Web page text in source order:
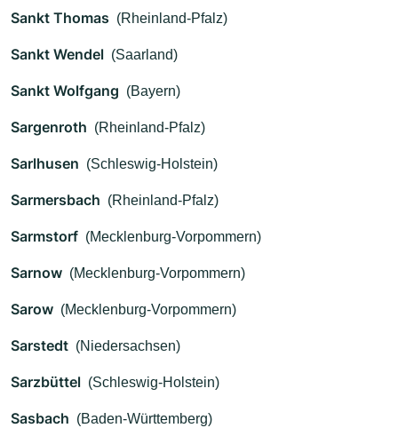
Sankt Thomas (Rheinland-Pfalz)
Sankt Wendel (Saarland)
Sankt Wolfgang (Bayern)
Sargenroth (Rheinland-Pfalz)
Sarlhusen (Schleswig-Holstein)
Sarmersbach (Rheinland-Pfalz)
Sarmstorf (Mecklenburg-Vorpommern)
Sarnow (Mecklenburg-Vorpommern)
Sarow (Mecklenburg-Vorpommern)
Sarstedt (Niedersachsen)
Sarzbüttel (Schleswig-Holstein)
Sasbach (Baden-Württemberg)